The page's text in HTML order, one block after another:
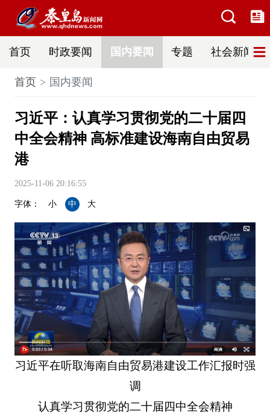
首页 时政要闻 国内要闻 专题 社会新闻
首页 国内要闻
习近平：认真学习贯彻党的二十届四
中全会精神 高标准建设海南自由贸易
港
2025-11-06 20:16:55
字体： 小 中 大
习近平在听取海南自由贸易港建设工作汇报时强
调
认真学习贯彻党的二十届四中全会精神